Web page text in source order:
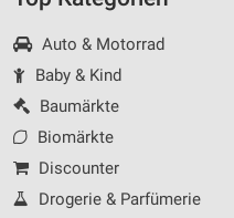
Auto & Motorrad
Baby & Kind
Baumärkte
Biomärkte
Discounter
Drogerie & Parfümerie